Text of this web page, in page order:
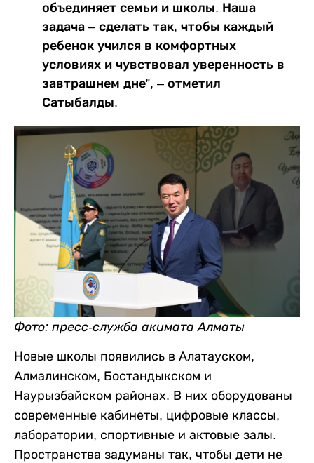
объединяет семьи и школы. Наша
задача – сделать так, чтобы каждый
ребенок учился в комфортных
условиях и чувствовал уверенность в
завтрашнем дне”, – отметил
Сатыбалды.
Фото: пресс-служба акимата Алматы
Новые школы появились в Алатауском,
Алмалинском, Бостандыкском и
Наурызбайском районах. В них оборудованы
современные кабинеты, цифровые классы,
лаборатории, спортивные и актовые залы.
Пространства задуманы так, чтобы дети не